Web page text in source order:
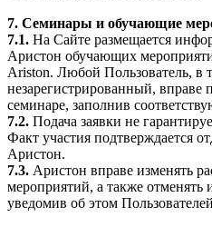
7. Семинары и обучающие
7.1. На Сайте размещается
Аристон обучающих
Ariston. Любой Пользователь, в
незарегистрированный, вправе
семинаре, заполнив
7.2. Подача заявки не
Факт участия подтверждается
Аристон.
7.3. Аристон вправе изменять
мероприятий, а также отменять
уведомив об этом